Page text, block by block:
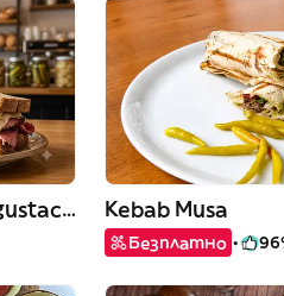
LA NACIONAL - Espai Degustació Kebab Musa
Безплатно